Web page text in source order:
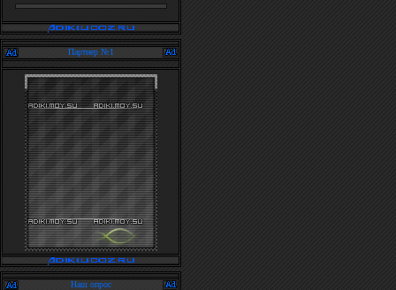
Партнер №1
Наш опрос